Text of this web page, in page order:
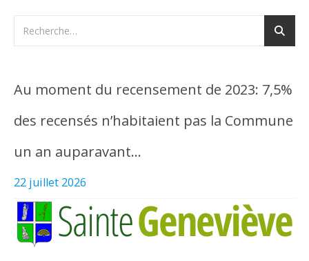
Au moment du recensement de 2023: 7,5%
des recensés n’habitaient pas la Commune
un an auparavant…
22 juillet 2026